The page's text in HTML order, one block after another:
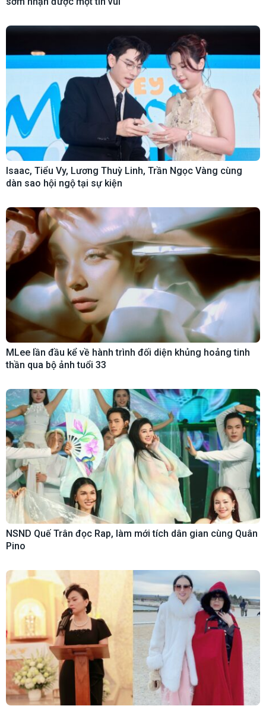
Isaac, Tiểu Vy, Lương Thuỳ Linh, Trần Ngọc Vàng cùng
dàn sao hội ngộ tại sự kiện
MLee lần đầu kể về hành trình đối diện khủng hoảng tinh
thần qua bộ ảnh tuổi 33
NSND Quế Trân đọc Rap, làm mới tích dân gian cùng Quân
Pino